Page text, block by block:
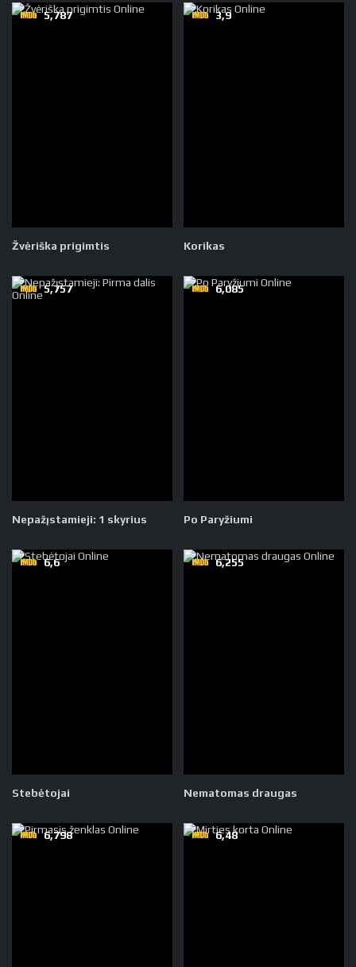
Žvėriška prigimtis
5,787
Korikas
3,9
Nepažįstamieji: 1 skyrius
5,757
Po Paryžiumi
6,085
Stebėtojai
6,6
Nematomas draugas
6,255
6,798 6,48